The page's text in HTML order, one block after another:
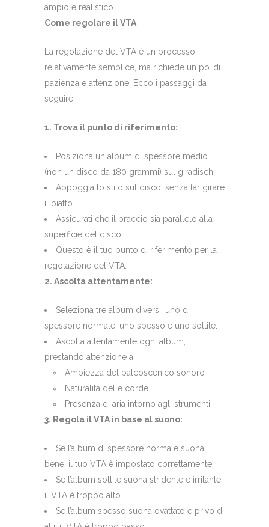
ampio e realistico.
Come regolare il VTA
La regolazione del VTA è un processo
relativamente semplice, ma richiede un po’ di
pazienza e attenzione. Ecco i passaggi da
seguire:
1. Trova il punto di riferimento:
Posiziona un album di spessore medio
(non un disco da 180 grammi) sul giradischi.
Appoggia lo stilo sul disco, senza far girare
il piatto.
Assicurati che il braccio sia parallelo alla
superficie del disco.
Questo è il tuo punto di riferimento per la
regolazione del VTA.
2. Ascolta attentamente:
Seleziona tre album diversi: uno di
spessore normale, uno spesso e uno sottile.
Ascolta attentamente ogni album,
prestando attenzione a:
Ampiezza del palcoscenico sonoro
Naturalità delle corde
Presenza di aria intorno agli strumenti
3. Regola il VTA in base al suono:
Se l’album di spessore normale suona
bene, il tuo VTA è impostato correttamente.
Se l’album sottile suona stridente e irritante,
il VTA è troppo alto.
Se l’album spesso suona ovattato e privo di